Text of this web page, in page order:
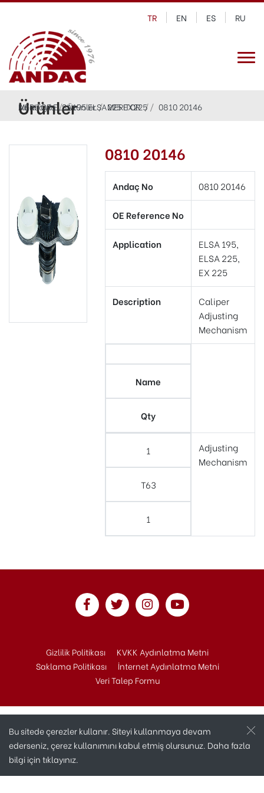
TR EN ES RU
Ürünler
Anasayfa Ürünler MERITOR
MERITOR ELSA195 ELSA225 EX225 0810 20146
0810 20146
Andaç No 0810 20146
OE Reference No
Application
ELSA 195,
ELSA 225,
EX 225
Description
Caliper
Adjusting
Mechanism
Name
Qty
1
T63
1
Adjusting
Mechanism
Gizlilik Politikası
KVKK Aydınlatma Metni
Saklama Politikası
İnternet Aydınlatma Metni
Veri Talep Formu
Bu sitede çerezler kullanır. Siteyi kullanmaya devam
ederseniz, çerez kullanımını kabul etmiş olursunuz. Daha fazla
bilgi içintıklayınız.